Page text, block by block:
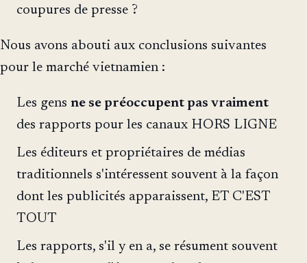
coupures de presse ?
Nous avons abouti aux conclusions suivantes
pour le marché vietnamien :
Les gens ne se préoccupent pas vraiment
des rapports pour les canaux HORS LIGNE
Les éditeurs et propriétaires de médias
traditionnels s'intéressent souvent à la façon
dont les publicités apparaissent, ET C'EST
TOUT
Les rapports, s'il y en a, se résument souvent